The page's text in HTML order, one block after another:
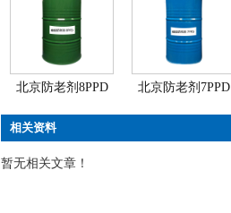
北京防老剂8PPD 北京防老剂7PPD
相关资料
暂无相关文章！